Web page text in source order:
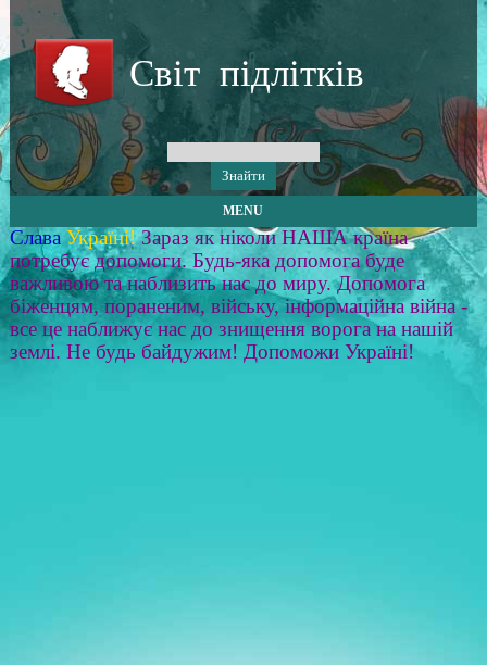
Світ підлітків
MENU
Слава Україні! Зараз як ніколи НАША країна
потребує допомоги. Будь-яка допомога буде
важливою та наблизить нас до миру. Допомога
біженцям, пораненим, війську, інформаційна війна -
все це наближує нас до знищення ворога на нашій
землі. Не будь байдужим! Допоможи Україні!